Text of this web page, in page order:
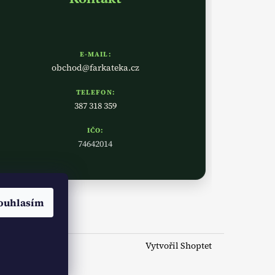
E-MAIL:
obchod@farkateka.cz
TELEFON:
387 318 359
IČO:
74642014
Vytvořil Shoptet